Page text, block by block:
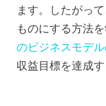
ます。したがっ
ものにする方法
のビジネスモデ
収益目標を達成